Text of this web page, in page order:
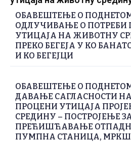
ОБАВЕШТЕЊЕ О
ОДЛУЧИВАЊЕ О ПОТРЕБИ
УТИЦАЈА НА ЖИВОТНУ
ПРЕКО БЕГЕЈА У КО
И КО БЕГЕЈЦИ
ОБАВЕШТЕЊЕ О
ДАВАЊЕ САГЛАСНОСТИ
ПРОЦЕНИ УТИЦАЈА
СРЕДИНУ – ПОСТРОЈЕЊЕ
ПРЕЋИШЋАВАЊЕ
ПУМПНА СТАНИЦА,